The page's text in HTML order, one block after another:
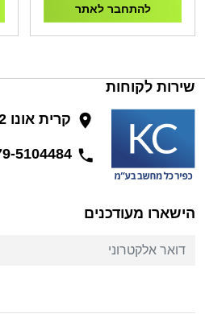
להתחבר לאתר
שירות לקוחות
קרית אונו 5510702
הישארו מעודכנים
דואר אלקטרוני